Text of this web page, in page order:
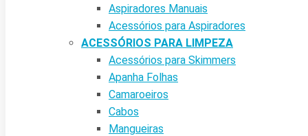
Aspiradores Manuais
Acessórios para Aspiradores
ACESSÓRIOS PARA LIMPEZA
Acessórios para Skimmers
Apanha Folhas
Camaroeiros
Cabos
Mangueiras